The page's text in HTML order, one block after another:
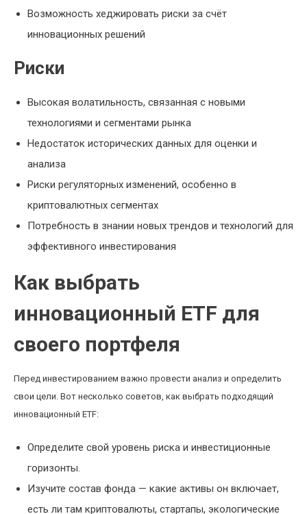
Возможность хеджировать риски за счёт
инновационных решений
Риски
Высокая волатильность, связанная с новыми
технологиями и сегментами рынка
Недостаток исторических данных для оценки и
анализа
Риски регуляторных изменений, особенно в
криптовалютных сегментах
Потребность в знании новых трендов и технологий для
эффективного инвестирования
Как выбрать
инновационный ETF для
своего портфеля
Перед инвестированием важно провести анализ и определить
свои цели. Вот несколько советов, как выбрать подходящий
инновационный ETF:
Определите свой уровень риска и инвестиционные
горизонты.
Изучите состав фонда — какие активы он включает,
есть ли там криптовалюты, стартапы, экологические